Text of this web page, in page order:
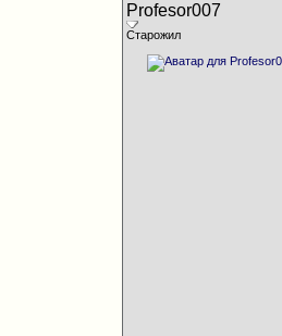
Profesor007
Старожил